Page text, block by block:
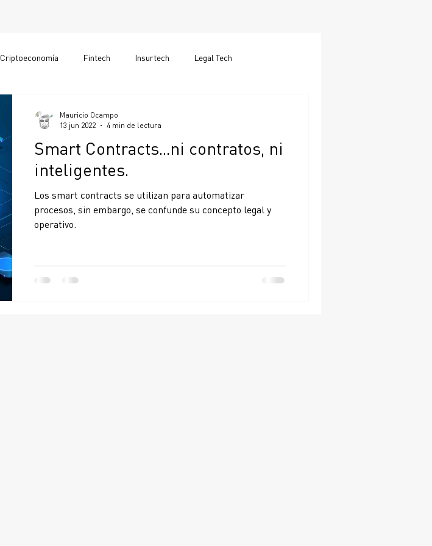
Criptoeconomía Fintech Insurtech Legal Tech
Smart Contracts...ni contratos, ni
inteligentes.
Los smart contracts se utilizan para automatizar
procesos, sin embargo, se confunde su concepto legal y
operativo.
Mauricio Ocampo
13 jun 2022
4 min de lectura